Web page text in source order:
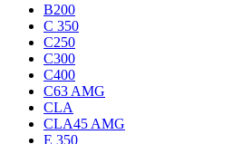
B200
C 350
C250
C300
C400
C63 AMG
CLA
CLA45 AMG
E 350